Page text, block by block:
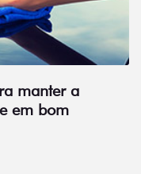
manter a
em bom